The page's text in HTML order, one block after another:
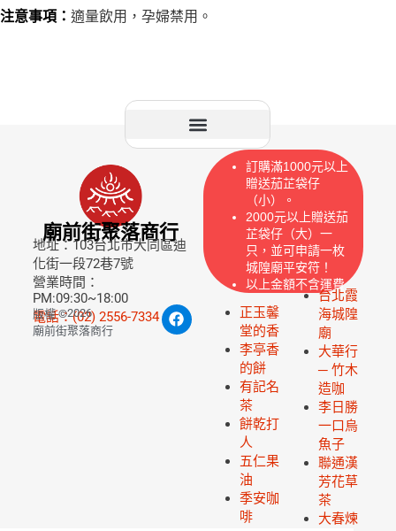
注意事項： 適量飲用，孕婦禁用。
廟前街聚落商行
地址：103台北市大同區迪
化街一段72巷7號
營業時間：
PM:09:30~18:00
電話：(02) 2556-7334
版權 ©2026
廟前街聚落商行
訂購滿1000元以上
贈送茄芷袋仔
（小）。
2000元以上贈送茄
芷袋仔（大）一
只，並可申請一枚
城隍廟平安符！
以上金額不含運費
正玉馨
堂的香
李亭香
的餅
有記名
茶
餅乾打
人
五仁果
油
季安咖
啡
台北霞
海城隍
廟
大華行
─ 竹木
造咖
李日勝
一口烏
魚子
聯通漢
芳花草
茶
大春煉